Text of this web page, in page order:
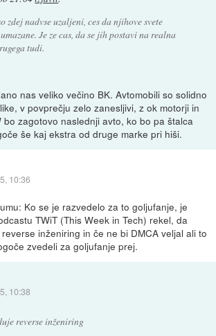
zdej nadvse uzaljeni, ces da njihove svete
Je ze cas, da se jih postavi na realna
tudi.
nas veliko večino BK. Avtomobili so solidno
v povprečju zelo zanesljivi, z ok motorji in
bo zagotovo naslednji avto, ko bo pa štalca
še kaj ekstra od druge marke pri hiši.
10:36
Ko se je razvedelo za to goljufanje, je
TWiT (This Week in Tech) rekel, da
inženiring in če ne bi DMCA veljal ali to
zvedeli za goljufanje prej.
10:38
reverse inženiring